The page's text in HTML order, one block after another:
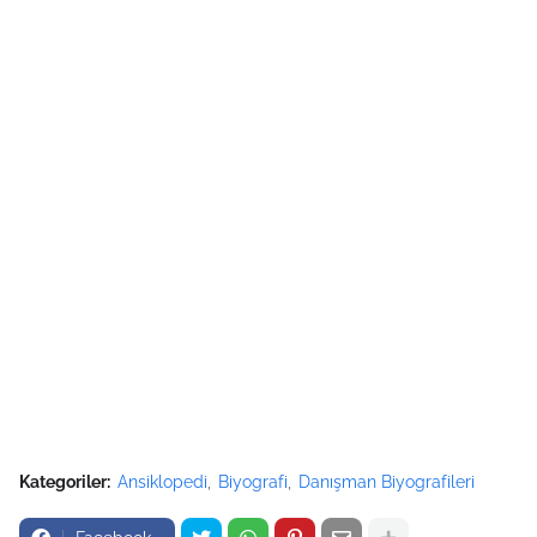
Kategoriler: Ansiklopedi Biyografi Danışman Biyografileri